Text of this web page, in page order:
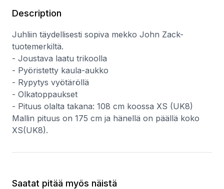
Description
Juhliin täydellisesti sopiva mekko John Zack-
tuotemerkiltä.
- Joustava laatu trikoolla
- Pyöristetty kaula-aukko
- Rypytys vyötäröllä
- Olkatoppaukset
- Pituus olalta takana: 108 cm koossa XS (UK8)
Mallin pituus on 175 cm ja hänellä on päällä koko
XS(UK8).
Saatat pitää myös näistä